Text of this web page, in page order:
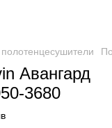
Авангард
3680